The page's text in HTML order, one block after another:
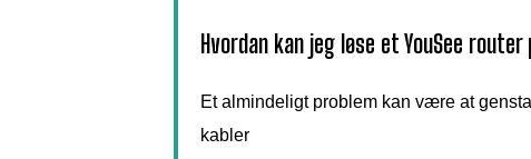
Hvordan kan jeg løse et YouSee router
Et almindeligt problem kan være at
kabler